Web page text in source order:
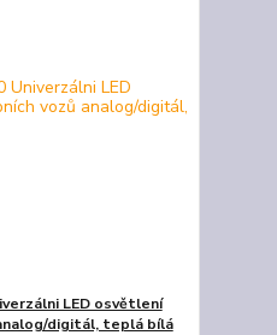
LED osvětlení
digitál, teplá bílá